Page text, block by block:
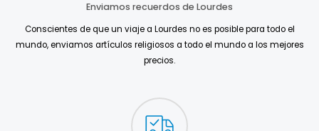
Enviamos recuerdos de Lourdes
Conscientes de que un viaje a Lourdes no es posible para todo el
mundo, enviamos artículos religiosos a todo el mundo a los mejores
precios.